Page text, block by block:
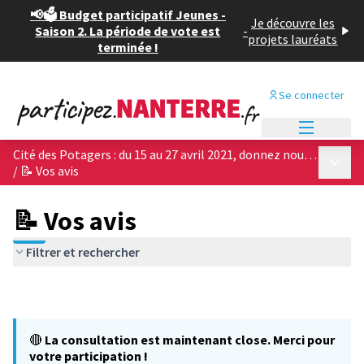
📢🗳️ Budget participatif Jeunes -
Saison 2. La période de vote est
terminée !
- Je découvre les
projets lauréats
Se connecter
Cité des Potagers : du 15 au 27 avril 2021, donnez nous votre avis sur les 4 projets architecturaux !
/ 📝 Vos avis
📝 Vos avis
Filtrer et rechercher
🔴 La consultation est maintenant close. Merci pour
votre participation !